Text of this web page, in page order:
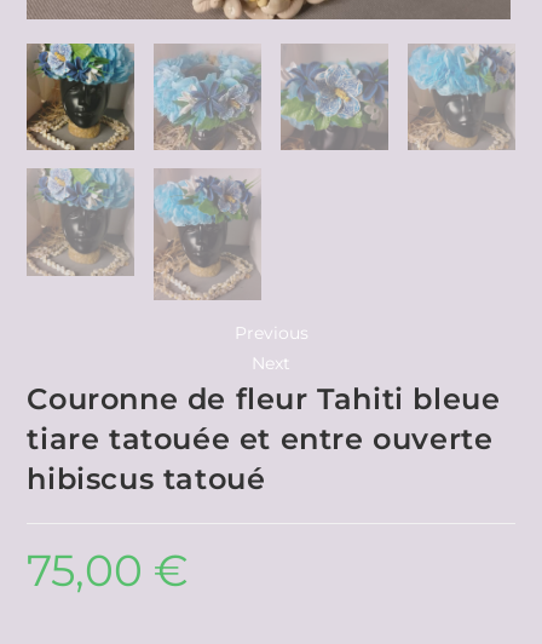
Previous
Next
Couronne de fleur Tahiti bleue
tiare tatouée et entre ouverte
hibiscus tatoué
75,00 €